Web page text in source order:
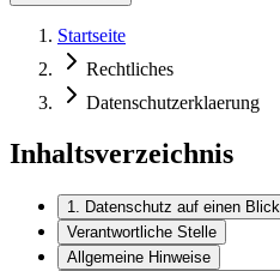
Startseite
Rechtliches
Datenschutzerklaerung
Inhaltsverzeichnis
1. Datenschutz auf einen Blick
Verantwortliche Stelle
Allgemeine Hinweise